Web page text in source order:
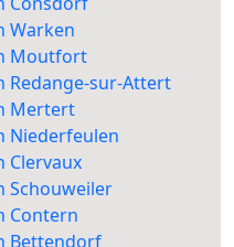
Warken
Moutfort
Redange-sur-Attert
Mertert
Niederfeulen
Clervaux
Schouweiler
Contern
Bettendorf